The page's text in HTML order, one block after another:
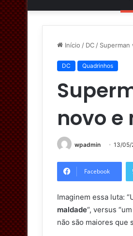
Início / DC / Superman
DC Quadrinhos
novo e
wpadmin 13/05/
Facebook
Imaginem essa luta:
maldade“, versus
não são maiores que